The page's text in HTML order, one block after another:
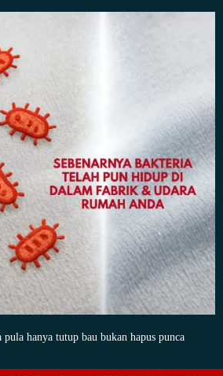
pula hanya tutup bau bukan hapus punca